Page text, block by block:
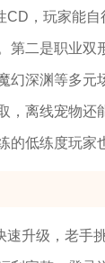
，玩家能
第二是职业
深渊等多元
，离线宠物
低练度玩家
升级，老手